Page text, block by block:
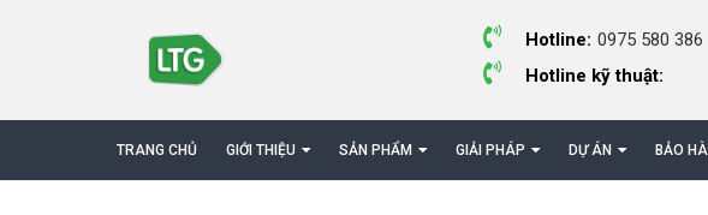
Hotline: 0975 580 386
Hotline kỹ thuật:
TRANG CHỦ GIỚI THIỆU SẢN PHẨM GIẢI PHÁP DỰ ÁN BẢO